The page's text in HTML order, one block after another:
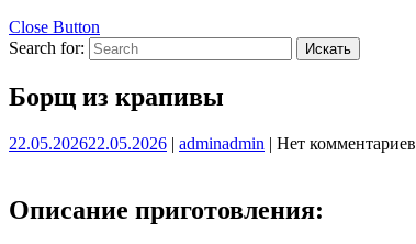
Close Button
Search for:
Борщ из крапивы
22.05.202622.05.2026 | adminadmin | Нет комментариев
Описание приготовления: